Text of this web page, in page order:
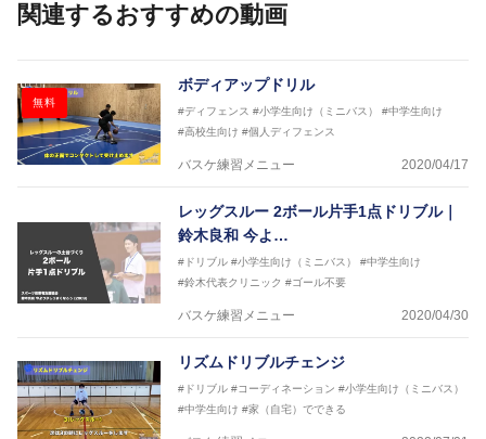
など多くの書籍・DVDも監修しています。
2016年U12ナショナルキャンプヘッドコーチ
2016年U13ナショナルキャンプヘッドコーチ
2016年男子日本代表サポートコーチ
2017年U12ナショナルキャンプヘッドコーチ
2017年U13ナショナルキャンプヘッドコーチ
2018年U22日本代表スプリングキャンプアドバイザ
リーコーチ
2018年U12ナショナルキャンプヘッドコーチ
2018年U13ナショナルキャンプヘッドコーチ
2018年～2021年男子日本代表サポートコーチ
2021年～女子日本代表アシスタントコーチ
関連するおすすめの動画
無料
ボディアップドリル
#ディフェンス #小学生向け（ミニバス）
#中学生向け
#高校生向け #個人ディフェンス
バスケ練習メニュー 2020/04/17
レッグスルー 2ボール片手1点ドリブル｜
鈴木良和 今よ…
#ドリブル #小学生向け（ミニバス）
#中学生向け
#鈴木代表クリニック #ゴール不要
バスケ練習メニュー 2020/04/30
リズムドリブルチェンジ
#ドリブル #コーディネーション #小学生向け（ミニバス）
#中学生向け #家（自宅）でできる